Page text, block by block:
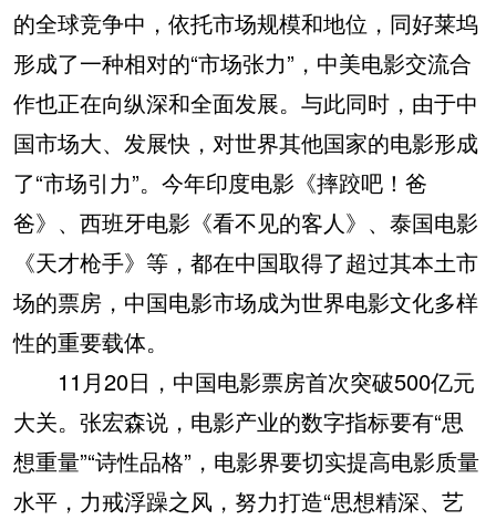
的全球竞争中，依托市场规模和地位，同好莱坞
形成了一种相对的“市场张力”，中美电影交流合
作也正在向纵深和全面发展。与此同时，由于中
国市场大、发展快，对世界其他国家的电影形成
了“市场引力”。今年印度电影《摔跤吧！爸
爸》、西班牙电影《看不见的客人》、泰国电影
《天才枪手》等，都在中国取得了超过其本土市
场的票房，中国电影市场成为世界电影文化多样
性的重要载体。
11月20日，中国电影票房首次突破500亿元
大关。张宏森说，电影产业的数字指标要有“思
想重量”“诗性品格”，电影界要切实提高电影质量
水平，力戒浮躁之风，努力打造“思想精深、艺